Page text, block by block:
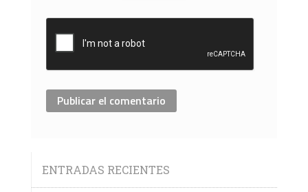
ENTRADAS RECIENTES